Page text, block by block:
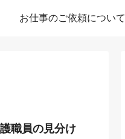
お仕事のご依頼について
職員の見分け